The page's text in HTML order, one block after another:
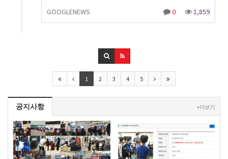
GOOGLENEWS
0 1,859
1 2 3 4 5
공지사항 + 더보기